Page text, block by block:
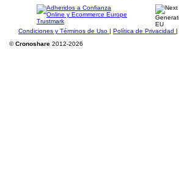
Condiciones y Términos de Uso | Política de Privacidad |
©Cronoshare 2012-2026